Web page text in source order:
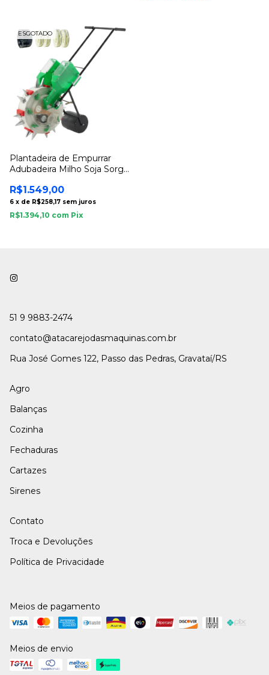
ESGOTADO
Plantadeira de Empurrar
Adubadeira Milho Soja Sorgo
R$1.549,00
6 x de R$258,17 sem juros
R$1.394,10 com Pix
51 9 9883-2474
contato@atacarejodasmaquinas.com.br
Rua José Gomes 122, Passo das Pedras, Gravataí/RS
Agro
Balanças
Cozinha
Fechaduras
Cartazes
Sirenes
Contato
Troca e Devoluções
Política de Privacidade
Meios de pagamento
Meios de envio